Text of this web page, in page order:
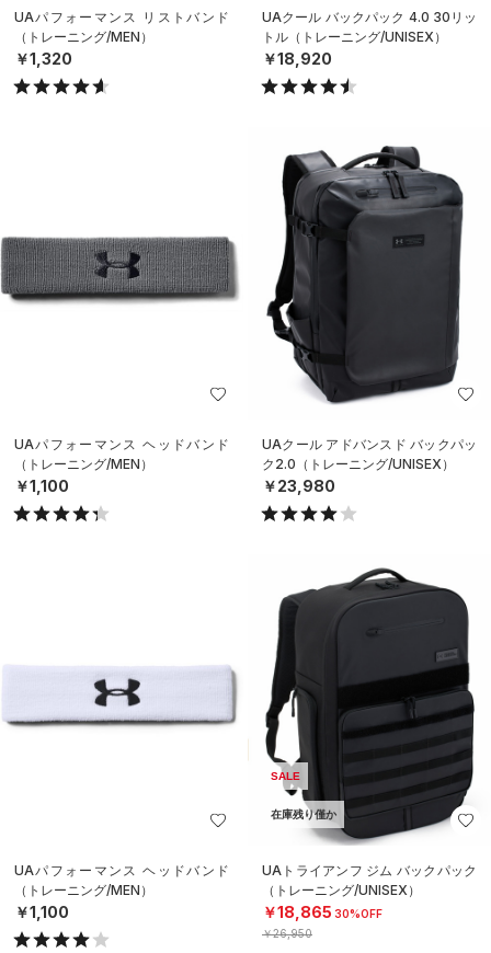
UAパフォーマンス リストバンド
（トレーニング/MEN）
￥1,320
UAクール バックパック 4.0 30リッ
トル（トレーニング/UNISEX）
￥18,920
UAパフォーマンス ヘッドバンド
（トレーニング/MEN）
￥1,100
UAクール アドバンスド バックパッ
ク2.0（トレーニング/UNISEX）
￥23,980
UAパフォーマンス ヘッドバンド
（トレーニング/MEN）
￥1,100
SALE
在庫残り僅か
UAトライアンフ ジム バックパック
（トレーニング/UNISEX）
￥18,865 30%OFF
￥26,950